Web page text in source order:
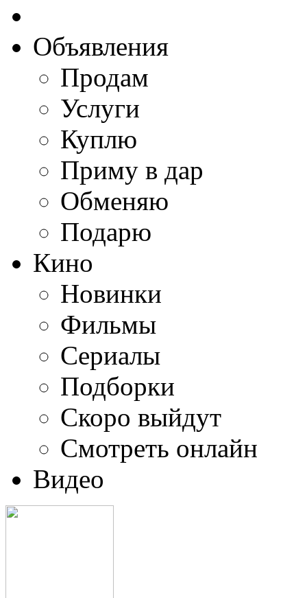
Объявления
Продам
Услуги
Куплю
Приму в дар
Обменяю
Подарю
Кино
Новинки
Фильмы
Сериалы
Подборки
Скоро выйдут
Смотреть онлайн
Видео